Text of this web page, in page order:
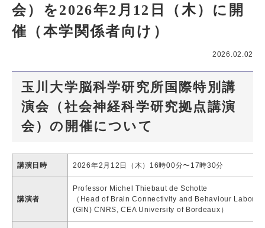
会）を2026年2月12日（木）に開
催（本学関係者向け）
2026.02.02
玉川大学脳科学研究所国際特別講
演会（社会神経科学研究拠点講演
会）の開催について
講演日時 2026年2月12日（木）16時00分〜17時30分
講演者
Professor Michel Thiebaut de Schotte
（Head of Brain Connectivity and Behaviour
(GIN) CNRS, CEA University of Bordeaux）